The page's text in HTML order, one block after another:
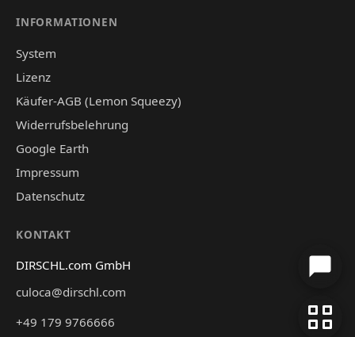
INFORMATIONEN
System
Lizenz
Käufer-AGB (Lemon Squeezy)
Widerrufsbelehrung
Google Earth
Impressum
Datenschutz
KONTAKT
DIRSCHL.com GmbH
culoca@dirschl.com
+49 179 9766666